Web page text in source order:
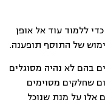
ללמוד עוד אל אופן
בהם לא נהיה מסוגלים
שחלקים מסוימים
אלו על מנת שנוכל